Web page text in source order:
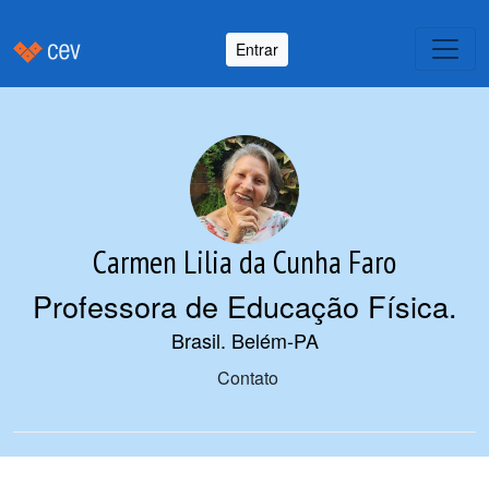
Entrar
Carmen Lilia da Cunha Faro
Professora de Educação Física.
Brasil. Belém-PA
Contato